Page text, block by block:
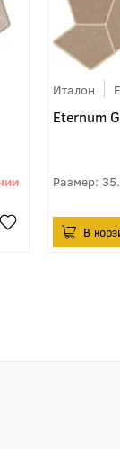
Италон
Eternum